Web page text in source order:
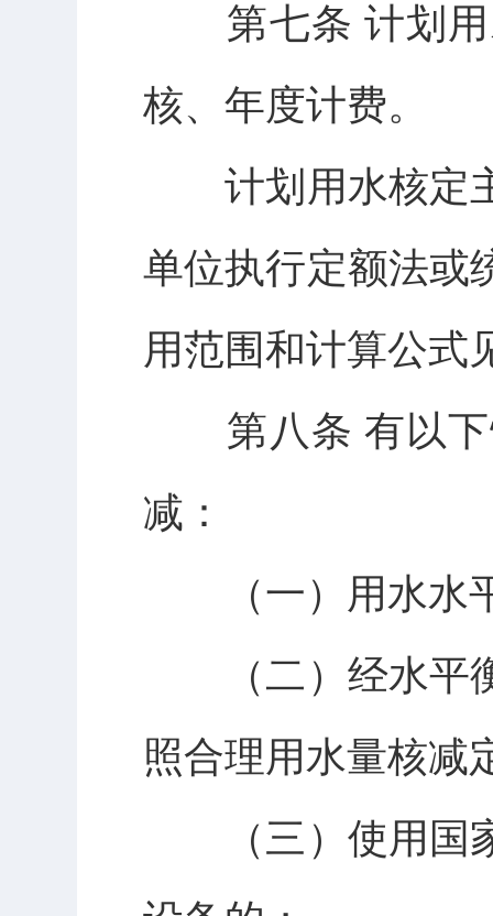
第七条 计划用
核、年度计费。
计划用水核定主
单位执行定额法或
用范围和计算公式
第八条 有以下
减：
（一）用水水平
（二）经水平衡
照合理用水量核减
（三）使用国家